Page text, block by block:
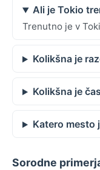
Ali je Tokio
Trenutno je v
Kolikšna je
Kolikšna je
Katero mesto
Sorodne